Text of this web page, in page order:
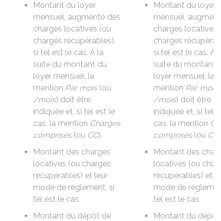
Montant du loyer
mensuel, augmenté des
charges locatives (ou
charges récupérables),
si tel est le cas. À la
suite du montant du
loyer mensuel, la
mention Par mois(ou
/mois) doit être
indiquée et, si tel est le
cas, la mention Charges
comprises(ou CC).
Montant des charges
locatives (ou charges
récupérables) et leur
mode de règlement, si
tel est le cas
Montant du dépôt de
Montant du loyer
mensuel,
charges locatives
charges
si tel est le cas. À
suite du montant
loyer mensuel, la
mention Par mois
/mois) doit être
indiquée et, si tel
cas, la mention
comprises(ou CC
Montant des
locatives (ou
récupérables) et
mode de
tel est le cas
Montant du